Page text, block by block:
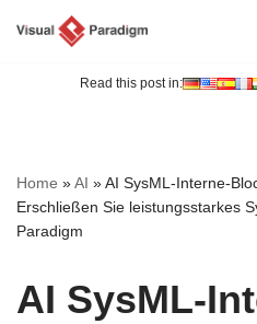
Read this post in:
Home »AI »AI SysML-Interne-
Erschließen Sie leistungsstarkes
Paradigm
AI SysML-